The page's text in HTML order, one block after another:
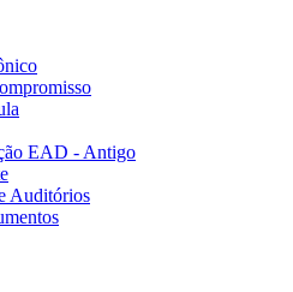
EAD - Antigo
Auditórios